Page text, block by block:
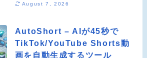
August 7, 2026
AutoShort – AIが45秒で
TikTok/YouTube Shorts動
画を自動生成するツール